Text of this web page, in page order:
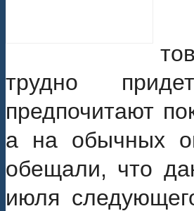
трудно
предпочитают
а на обычных
обещали, что
июля